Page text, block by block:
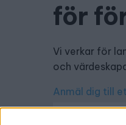
för
Vi verkar för
och
Anmäl dig till